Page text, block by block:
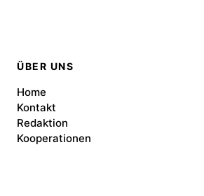
ÜBER UNS
Home
Kontakt
Redaktion
Kooperationen